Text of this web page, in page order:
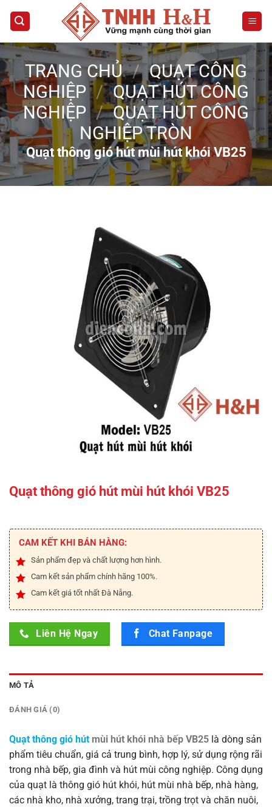
qua
dung
TRANG CHỦ / QUẠT CÔNG
NGHIỆP / QUẠT HÚT CÔNG
NGHIỆP / QUẠT HÚT CÔNG
NGHIỆP TRÒN
Quạt thông gió hút mùi hút khói VB25
Quạt thông gió hút mùi hút khói VB25
CAM KẾT KHI BÁN HÀNG:
Sản phẩm đẹp và chất lượng hơn hình.
Cam kết sản phẩm chính hãng 100%.
Cam kết giá tốt nhất Đà Nẵng.
Liên Hệ Ngay Chat Fanpage
MÔ TẢ
ĐÁNH GIÁ (0)
Quạt thông gió hút mùi hút khói nhà bếp VB25 là dòng sản
phẩm tiêu chuẩn, giá cả trung bình, hợp lý, sử dụng rộng rãi
trong nhà bếp, gia đình và hút mùi công nghiệp. Công dụng
của quạt là thông gió hút khói, hút mùi nhà bếp, nhà hàng,
các nhà kho, nhà xưởng, trang trại, trồng trọt và chăn nuôi,